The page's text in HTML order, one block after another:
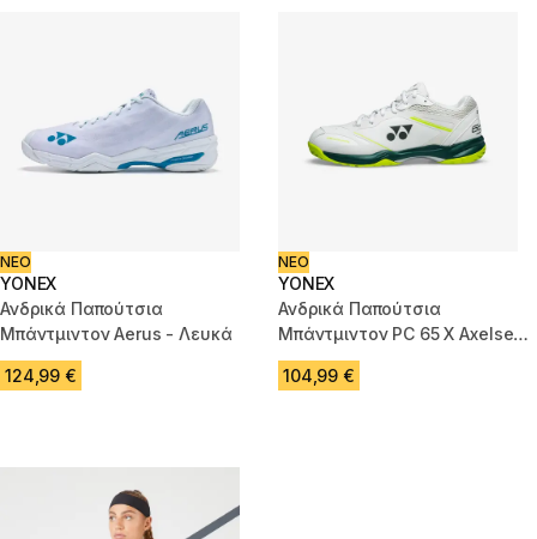
ΝΕΟ
YONEX
Ανδρικά Παπούτσια
Μπάντμιντον Aerus - Λευκά
124,99 €
ΝΕΟ
YONEX
Ανδρικά Παπούτσια
Μπάντμιντον PC 65 X Axelsen -
Μπεζ
104,99 €